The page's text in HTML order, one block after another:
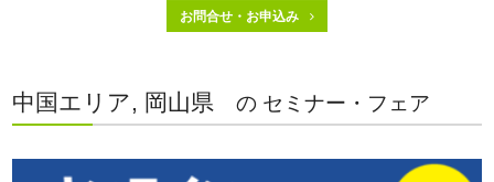
お問合せ・お申込み
中国エリア, 岡山県 の セミナー・フェア